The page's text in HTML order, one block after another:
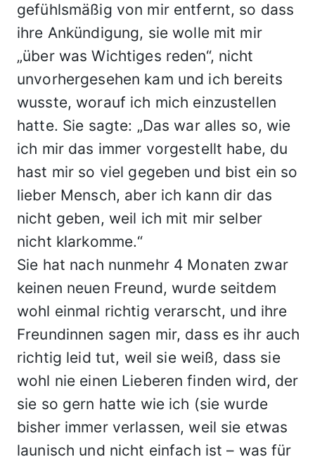
gefühlsmäßig von mir entfernt, so dass
ihre Ankündigung, sie wolle mit mir
„über was Wichtiges reden“, nicht
unvorhergesehen kam und ich bereits
wusste, worauf ich mich einzustellen
hatte. Sie sagte: „Das war alles so, wie
ich mir das immer vorgestellt habe, du
hast mir so viel gegeben und bist ein so
lieber Mensch, aber ich kann dir das
nicht geben, weil ich mit mir selber
nicht klarkomme.“
Sie hat nach nunmehr 4 Monaten zwar
keinen neuen Freund, wurde seitdem
wohl einmal richtig verarscht, und ihre
Freundinnen sagen mir, dass es ihr auch
richtig leid tut, weil sie weiß, dass sie
wohl nie einen Lieberen finden wird, der
sie so gern hatte wie ich (sie wurde
bisher immer verlassen, weil sie etwas
launisch und nicht einfach ist – was für